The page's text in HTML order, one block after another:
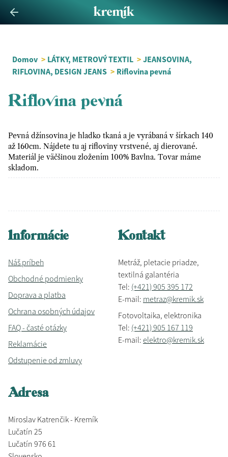
Domov > LÁTKY, METROVÝ TEXTIL > JEANSOVINA,
RIFLOVINA, DESIGN JEANS > Riflovina pevná
Riflovina pevná
Pevná džínsovina je hladko tkaná a je vyrábaná v šírkach 140
až 160cm. Nájdete tu aj rifloviny vrstvené, aj dierované.
Materiál je väčšinou zložením 100% Bavlna. Tovar máme
skladom.
Informácie
Náš príbeh
Obchodné podmienky
Doprava a platba
Ochrana osobných údajov
FAQ - časté otázky
Reklamácie
Odstupenie od zmluvy
Kontakt
Metráž, pletacie priadze,
textilná galantéria
Tel: (+421) 905 395 172
E-mail: metraz@kremik.sk
Fotovoltaika, elektronika
Tel: (+421) 905 167 119
E-mail: elektro@kremik.sk
Adresa
Miroslav Katrenčik - Kremík
Lučatín 25
Lučatín 976 61